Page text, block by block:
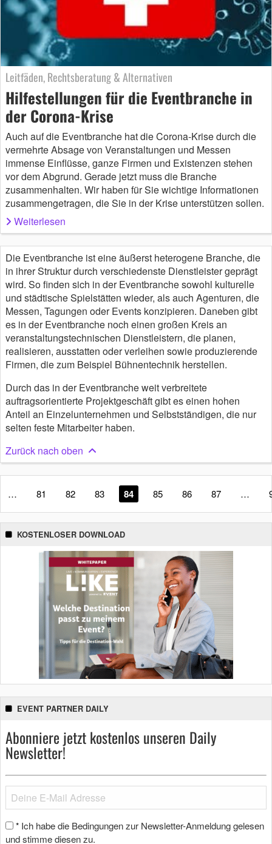
Leitfäden, Rechtsberatung & Alternativen
Hilfestellungen für die Eventbranche in
der Corona-Krise
Auch auf die Eventbranche hat die Corona-Krise durch die
vermehrte Absage von Veranstaltungen und Messen
immense Einflüsse, ganze Firmen und Existenzen stehen
vor dem Abgrund. Gerade jetzt muss die Branche
zusammenhalten. Wir haben für Sie wichtige Informationen
zusammengetragen, die Sie in der Krise unterstützen sollen.
Weiterlesen
Die Eventbranche ist eine äußerst heterogene Branche, die
in ihrer Struktur durch verschiedenste Dienstleister geprägt
wird. So finden sich in der Eventbranche sowohl kulturelle
und städtische Spielstätten wieder, als auch Agenturen, die
Messen, Tagungen oder Events konzipieren. Daneben gibt
es in der Eventbranche noch einen großen Kreis an
veranstaltungstechnischen Dienstleistern, die planen,
realisieren, ausstatten oder verleihen sowie produzierende
Firmen, die zum Beispiel Bühnentechnik herstellen.
Durch das in der Eventbranche weit verbreitete
auftragsorientierte Projektgeschäft gibt es einen hohen
Anteil an Einzelunternehmen und Selbstständigen, die nur
selten feste Mitarbeiter haben.
Zurück nach oben
… 81 82 83 84 85 86 87 …
KOSTENLOSER DOWNLOAD
EVENT PARTNER DAILY
Abonniere jetzt kostenlos unseren Daily
Newsletter!
* Ich habe die Bedingungen zur Newsletter-Anmeldung gelesen
und stimme diesen zu.